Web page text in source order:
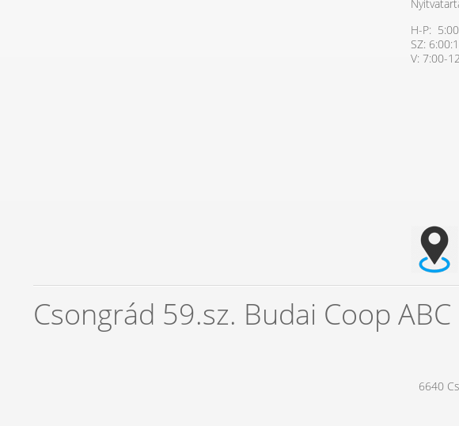
H-P:
SZ:
V: 7:00-
Csongrád 59.sz. Budai Coop ABC
6640